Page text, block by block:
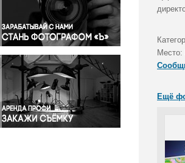
Правосудие
Происшествия и конфликты
Религия
Светская жизнь
Спорт
Экология
Экономика и бизнес
Место:
Ещё